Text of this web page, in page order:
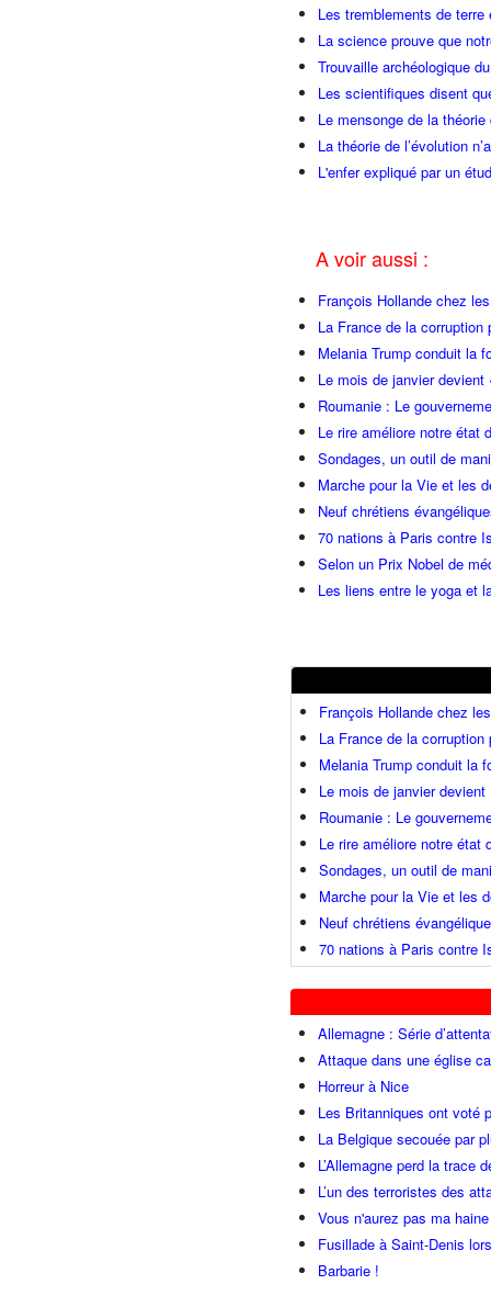
Les tremblements de
La science prouve que
Trouvaille archéologique
Les scientifiques disent
Le mensonge de la théorie
La théorie de l’évolution
L'enfer expliqué par un
A voir aussi :
François Hollande chez
La France de la
Melania Trump conduit la
Le mois de janvier
Roumanie : Le
Le rire améliore notre état
Sondages, un outil de
Marche pour la Vie et les
Neuf chrétiens
70 nations à Paris contre
Selon un Prix Nobel de
Les liens entre le yoga et
François Hollande chez
La France de la
Melania Trump conduit la
Le mois de janvier
Roumanie : Le
Le rire améliore notre état
Sondages, un outil de
Marche pour la Vie et les
Neuf chrétiens
70 nations à Paris contre
Allemagne : Série
Attaque dans une église
Horreur à Nice
Les Britanniques ont voté
La Belgique secouée par
L’Allemagne perd la trace
L’un des terroristes des
Vous n'aurez pas ma haine
Fusillade à Saint-Denis
Barbarie !